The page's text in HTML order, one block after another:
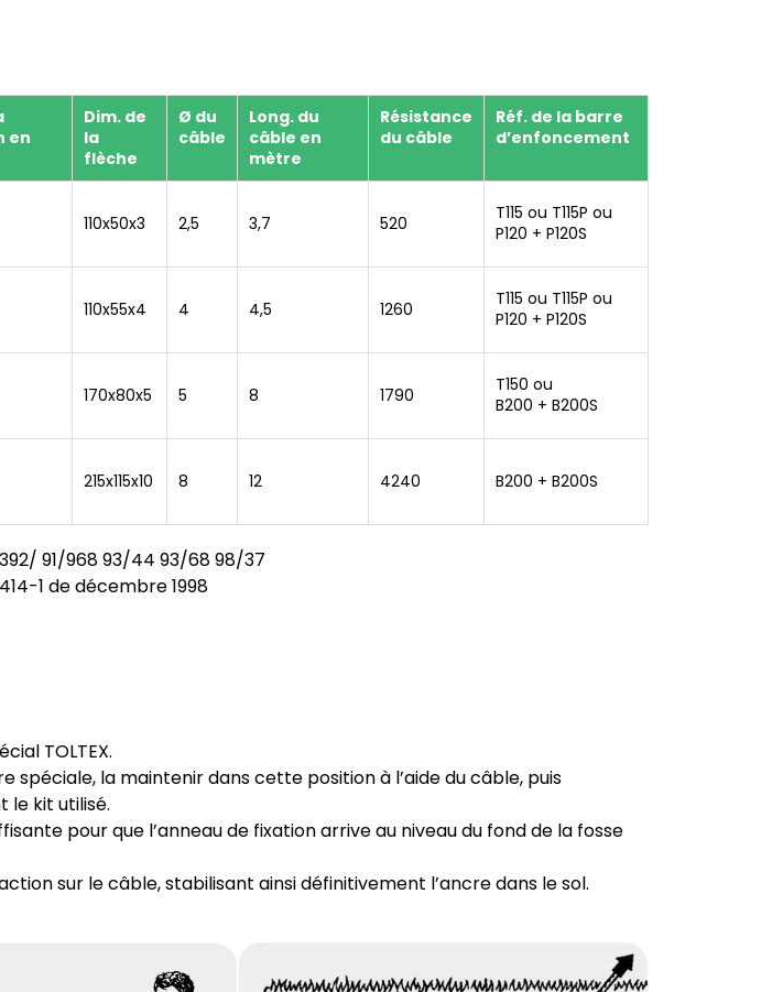
en
Dim. de
la
flèche
Ø du
câble
Long. du
câble en
mètre
Résistance
du câble
Réf. de la barre
d’enfoncement
110x50x3 2,5 3,7 520
T115 ou T115P ou
P120 + P120S
110x55x4 4 4,5 1260
T115 ou T115P ou
P120 + P120S
170x80x5 5 8 1790
T150 ou
B200 + B200S
215x115x10 8 12 4240 B200 + B200S
91/968 93/44 93/68 98/37
1 de décembre 1998
TOLTEX.
spéciale, la maintenir dans cette position à l’aide du câble, puis
le kit utilisé.
pour que l’anneau de fixation arrive au niveau du fond de la fosse
sur le câble, stabilisant ainsi définitivement l’ancre dans le sol.